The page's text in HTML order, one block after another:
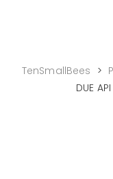
TenSmallBees >
DUE